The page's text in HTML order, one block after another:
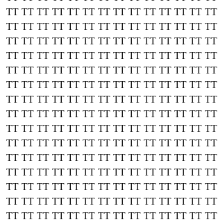
TT TT TT TT TT TT TT TT TT TT TT TT TT TT
TT TT TT TT TT TT TT TT TT TT TT TT TT TT
TT TT TT TT TT TT TT TT TT TT TT TT TT TT
TT TT TT TT TT TT TT TT TT TT TT TT TT TT
TT TT TT TT TT TT TT TT TT TT TT TT TT TT
TT TT TT TT TT TT TT TT TT TT TT TT TT TT
TT TT TT TT TT TT TT TT TT TT TT TT TT TT
TT TT TT TT TT TT TT TT TT TT TT TT TT TT
TT TT TT TT TT TT TT TT TT TT TT TT TT TT
TT TT TT TT TT TT TT TT TT TT TT TT TT TT
TT TT TT TT TT TT TT TT TT TT TT TT TT TT
TT TT TT TT TT TT TT TT TT TT TT TT TT TT
TT TT TT TT TT TT TT TT TT TT TT TT TT TT
TT TT TT TT TT TT TT TT TT TT TT TT TT TT
TT TT TT TT TT TT TT TT TT TT TT TT TT TT